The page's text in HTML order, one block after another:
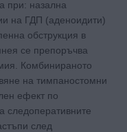
при: назална
на ГДП (аденоидити)
обструкция в
се препоръчва
Комбинираното
на тимпаностомни
ефект по
следоперативните
след